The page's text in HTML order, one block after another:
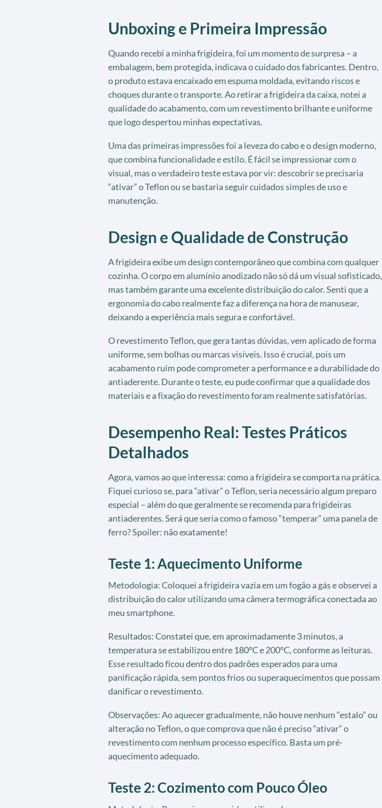
Unboxing e Primeira Impressão
Quando recebi a minha frigideira, foi um momento de surpresa – a
embalagem, bem protegida, indicava o cuidado dos fabricantes. Dentro,
o produto estava encaixado em espuma moldada, evitando riscos e
choques durante o transporte. Ao retirar a frigideira da caixa, notei a
qualidade do acabamento, com um revestimento brilhante e uniforme
que logo despertou minhas expectativas.
Uma das primeiras impressões foi a leveza do cabo e o design moderno,
que combina funcionalidade e estilo. É fácil se impressionar com o
visual, mas o verdadeiro teste estava por vir: descobrir se precisaria
“ativar” o Teflon ou se bastaria seguir cuidados simples de uso e
manutenção.
Design e Qualidade de Construção
A frigideira exibe um design contemporâneo que combina com qualquer
cozinha. O corpo em alumínio anodizado não só dá um visual sofisticado,
mas também garante uma excelente distribuição do calor. Senti que a
ergonomia do cabo realmente faz a diferença na hora de manusear,
deixando a experiência mais segura e confortável.
O revestimento Teflon, que gera tantas dúvidas, vem aplicado de forma
uniforme, sem bolhas ou marcas visíveis. Isso é crucial, pois um
acabamento ruim pode comprometer a performance e a durabilidade do
antiaderente. Durante o teste, eu pude confirmar que a qualidade dos
materiais e a fixação do revestimento foram realmente satisfatórias.
Desempenho Real: Testes Práticos
Detalhados
Agora, vamos ao que interessa: como a frigideira se comporta na prática.
Fiquei curioso se, para “ativar” o Teflon, seria necessário algum preparo
especial – além do que geralmente se recomenda para frigideiras
antiaderentes. Será que seria como o famoso “temperar” uma panela de
ferro? Spoiler: não exatamente!
Teste 1: Aquecimento Uniforme
Metodologia: Coloquei a frigideira vazia em um fogão a gás e observei a
distribuição do calor utilizando uma câmera termográfica conectada ao
meu smartphone.
Resultados: Constatei que, em aproximadamente 3 minutos, a
temperatura se estabilizou entre 180°C e 200°C, conforme as leituras.
Esse resultado ficou dentro dos padrões esperados para uma
panificação rápida, sem pontos frios ou superaquecimentos que possam
danificar o revestimento.
Observações: Ao aquecer gradualmente, não houve nenhum “estalo” ou
alteração no Teflon, o que comprova que não é preciso “ativar” o
revestimento com nenhum processo específico. Basta um pré-
aquecimento adequado.
Teste 2: Cozimento com Pouco Óleo